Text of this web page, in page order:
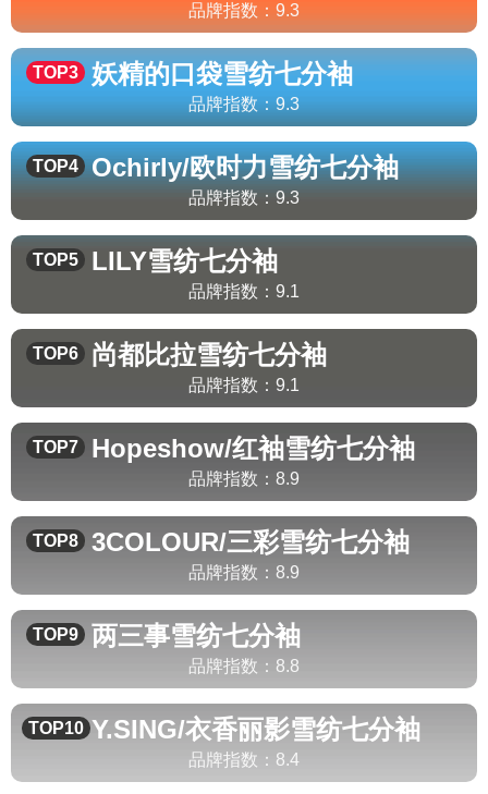
品牌指数： 9.3
TOP3 妖精的口袋雪纺七分袖
品牌指数： 9.3
TOP4 Ochirly/欧时力雪纺七分袖
品牌指数： 9.3
TOP5 LILY雪纺七分袖
品牌指数： 9.1
TOP6 尚都比拉雪纺七分袖
品牌指数： 9.1
TOP7 Hopeshow/红袖雪纺七分袖
品牌指数： 8.9
TOP8 3COLOUR/三彩雪纺七分袖
品牌指数： 8.9
TOP9 两三事雪纺七分袖
品牌指数： 8.8
TOP10 Y.SING/衣香丽影雪纺七分袖
品牌指数： 8.4